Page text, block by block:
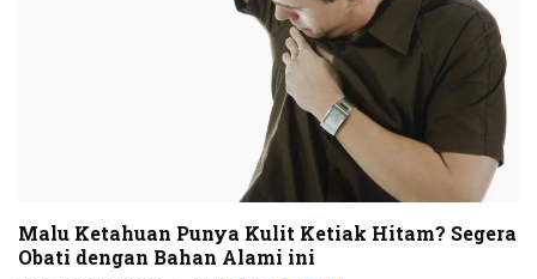
Malu Ketahuan Punya Kulit Ketiak Hitam? Segera
Obati dengan Bahan Alami ini